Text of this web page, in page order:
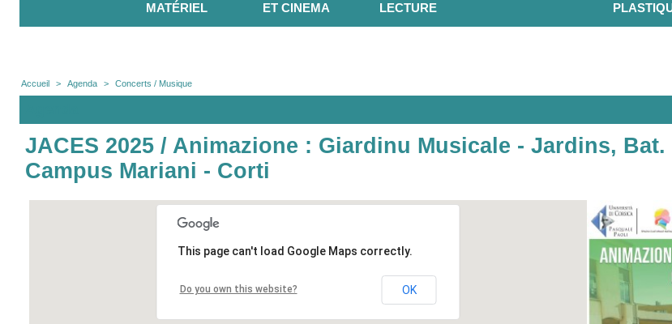
MATÉRIEL
ET CINEMA
LECTURE
Accueil > Agenda > Concerts / Musique
JACES 2025 / Animazione : Giardinu Musicale - Jardins,
Campus Mariani - Corti
This page can't load Google Maps correctly.
Do you own this website? OK